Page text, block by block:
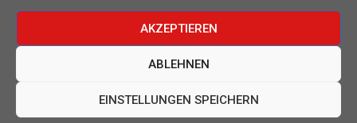
AKZEPTIEREN
ABLEHNEN
EINSTELLUNGEN SPEICHERN